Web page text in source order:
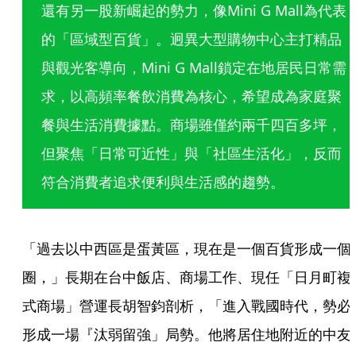
還有另一股新崛起的勢力，像Mini G Mall為代表
的「區域型百貨」。迥異大型購物中心主打精品
與觀光客導向，Mini G Mall鎖定在地居民日常需
求，以高頻率餐飲消費為核心，希望成為家庭聚
餐與生活消費據點。商場雖僅約兩千四百多坪，
但聚焦「日常可近性」與「社區生活化」，反而
符合消費者追求便利與生活感的趨勢。
「過去以中西區是蛋黃區，現在是一個百貨形成一個
圈，」長期在台中飯店、商場工作、現任「日月町複
式商場」營運長胡智鈞剖析，「進入戰國時代，勢必
形成一場『汰弱留強」局勢。他將居住地附近的中友